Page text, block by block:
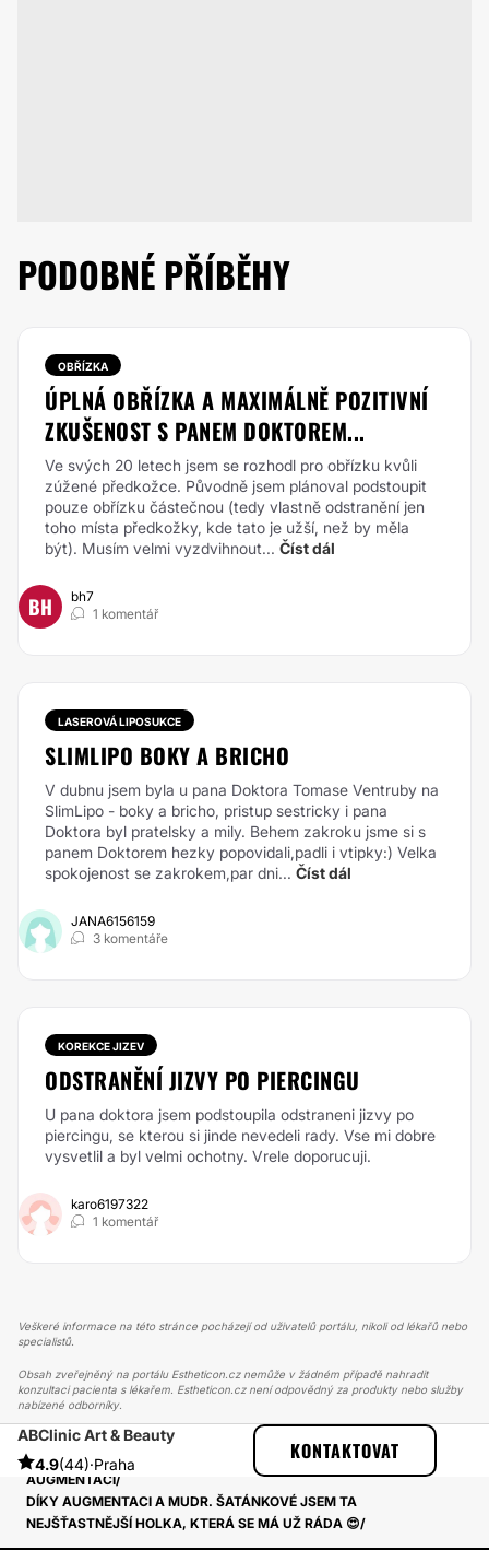
PODOBNÉ PŘÍBĚHY
OBŘÍZKA
ÚPLNÁ OBŘÍZKA A MAXIMÁLNĚ POZITIVNÍ
ZKUŠENOST S PANEM DOKTOREM...
Ve svých 20 letech jsem se rozhodl pro obřízku kvůli
zúžené předkožce. Původně jsem plánoval podstoupit
pouze obřízku částečnou (tedy vlastně odstranění jen
toho místa předkožky, kde tato je užší, než by měla
být). Musím velmi vyzdvihnout... Číst dál
BH
bh7
1 komentář
LASEROVÁ LIPOSUKCE
SLIMLIPO BOKY A BRICHO
V dubnu jsem byla u pana Doktora Tomase Ventruby na
SlimLipo - boky a bricho, pristup sestricky i pana
Doktora byl pratelsky a mily. Behem zakroku jsme si s
panem Doktorem hezky popovidali,padli i vtipky:) Velka
spokojenost se zakrokem,par dni... Číst dál
JANA6156159
3 komentáře
KOREKCE JIZEV
ODSTRANĚNÍ JIZVY PO PIERCINGU
U pana doktora jsem podstoupila odstraneni jizvy po
piercingu, se kterou si jinde nevedeli rady. Vse mi dobre
vysvetlil a byl velmi ochotny. Vrele doporucuji.
karo6197322
1 komentář
Veškeré informace na této stránce pocházejí od uživatelů portálu, nikoli od lékařů nebo
specialistů.
Obsah zveřejněný na portálu Estheticon.cz nemůže v žádném případě nahradit
konzultaci pacienta s lékařem. Estheticon.cz není odpovědný za produkty nebo služby
nabízené odborníky.
ABClinic Art & Beauty
4.9(44)·Praha
KONTAKTOVAT
ESTHETICON
PŘÍBĚHY
PŘÍBĚHY TÝKAJÍCÍ SE ZÁKROKU MODELACE PRSOU S
AUGMENTACÍ
DÍKY AUGMENTACI A MUDR. ŠATÁNKOVÉ JSEM TA
NEJŠŤASTNĚJŠÍ HOLKA, KTERÁ SE MÁ UŽ RÁDA 😍